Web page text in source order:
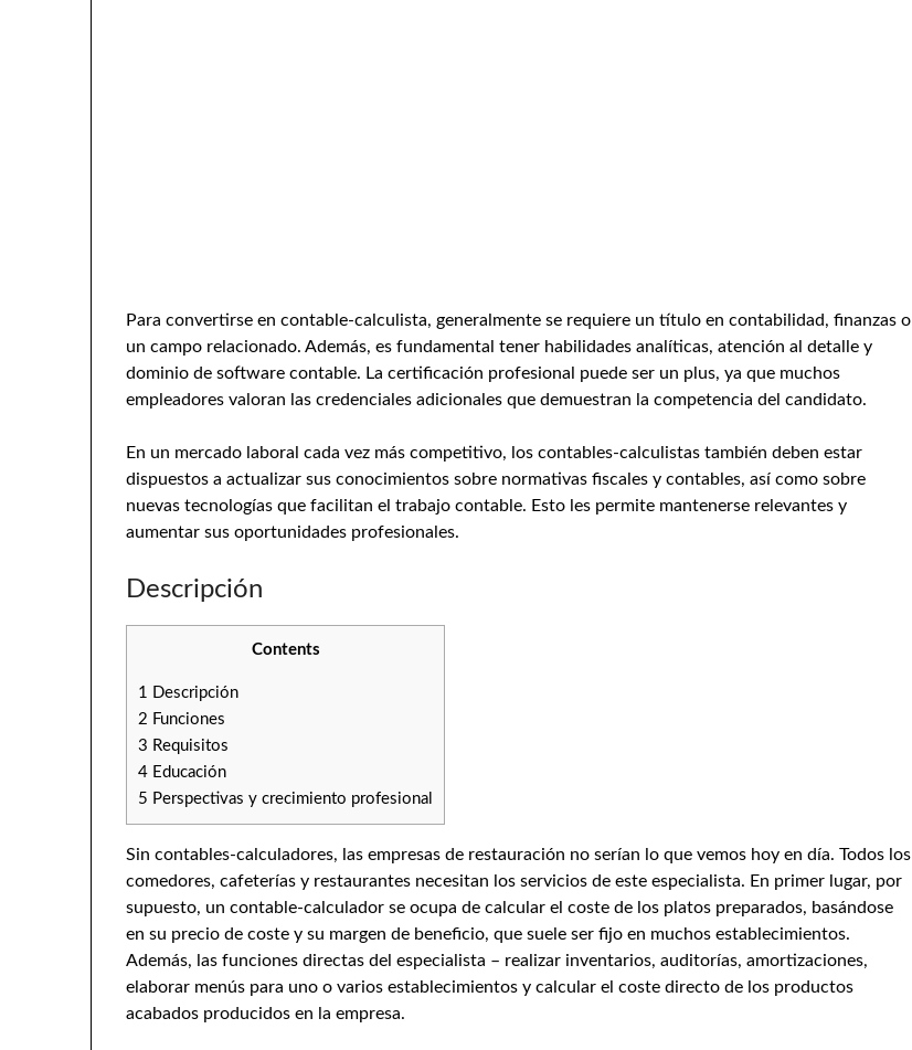
Para convertirse en contable-calculista, generalmente se requiere un título en contabilidad, finanzas o
un campo relacionado. Además, es fundamental tener habilidades analíticas, atención al detalle y
dominio de software contable. La certificación profesional puede ser un plus, ya que muchos
empleadores valoran las credenciales adicionales que demuestran la competencia del candidato.
En un mercado laboral cada vez más competitivo, los contables-calculistas también deben estar
dispuestos a actualizar sus conocimientos sobre normativas fiscales y contables, así como sobre
nuevas tecnologías que facilitan el trabajo contable. Esto les permite mantenerse relevantes y
aumentar sus oportunidades profesionales.
Descripción
Contents
1 Descripción
2 Funciones
3 Requisitos
4 Educación
5 Perspectivas y crecimiento profesional
Sin contables-calculadores, las empresas de restauración no serían lo que vemos hoy en día. Todos los
comedores, cafeterías y restaurantes necesitan los servicios de este especialista. En primer lugar, por
supuesto, un contable-calculador se ocupa de calcular el coste de los platos preparados, basándose
en su precio de coste y su margen de beneficio, que suele ser fijo en muchos establecimientos.
Además, las funciones directas del especialista – realizar inventarios, auditorías, amortizaciones,
elaborar menús para uno o varios establecimientos y calcular el coste directo de los productos
acabados producidos en la empresa.